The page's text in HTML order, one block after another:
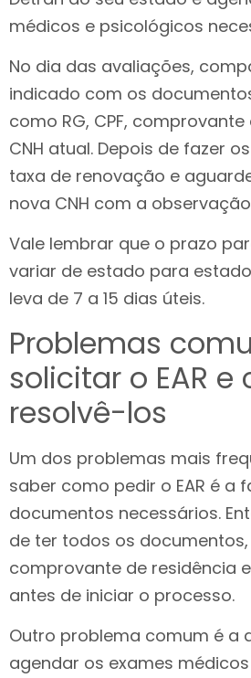
médicos e psicológicos
No dia das avaliações,
indicado com os
como RG, CPF,
CNH atual. Depois de fazer
taxa de renovação e
nova CNH com a observação
Vale lembrar que o prazo
variar de estado para
leva de 7 a 15 dias úteis.
Problemas
solicitar o EAR e
resolvê-los
Um dos problemas mais
saber como pedir o EAR é a
documentos necessários.
de ter todos os
comprovante de residência
antes de iniciar o processo.
Outro problema comum é a
agendar os exames médicos